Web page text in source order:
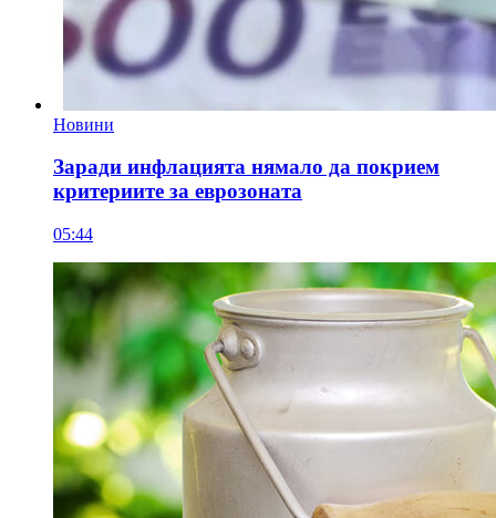
Новини
Заради инфлацията нямало да покрием
критериите за еврозоната
05:44